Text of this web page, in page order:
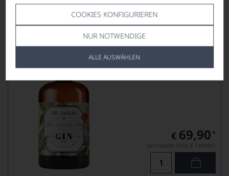
COOKIES KONFIGURIEREN
NUR NOTWENDIGE
ALLE AUSWÄHLEN
Dr. Jaglas Dry Gin-seng
NAVY GIN 50 % VOL. 0,5 L
PFANDFREI
€ 69,90 *
pro Flasche (0.5l), € 139,80/L